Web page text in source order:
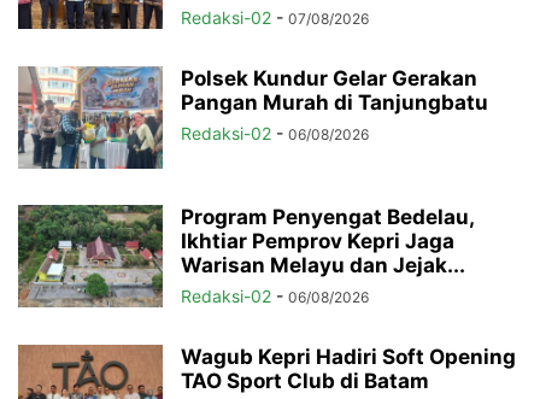
Redaksi-02 - 07/08/2026
Polsek Kundur Gelar Gerakan
Pangan Murah di Tanjungbatu
Redaksi-02 - 06/08/2026
Program Penyengat Bedelau,
Ikhtiar Pemprov Kepri Jaga
Warisan Melayu dan Jejak...
Redaksi-02 - 06/08/2026
Wagub Kepri Hadiri Soft Opening
TAO Sport Club di Batam